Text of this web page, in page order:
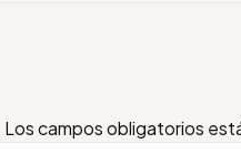
Los campos obligatorios